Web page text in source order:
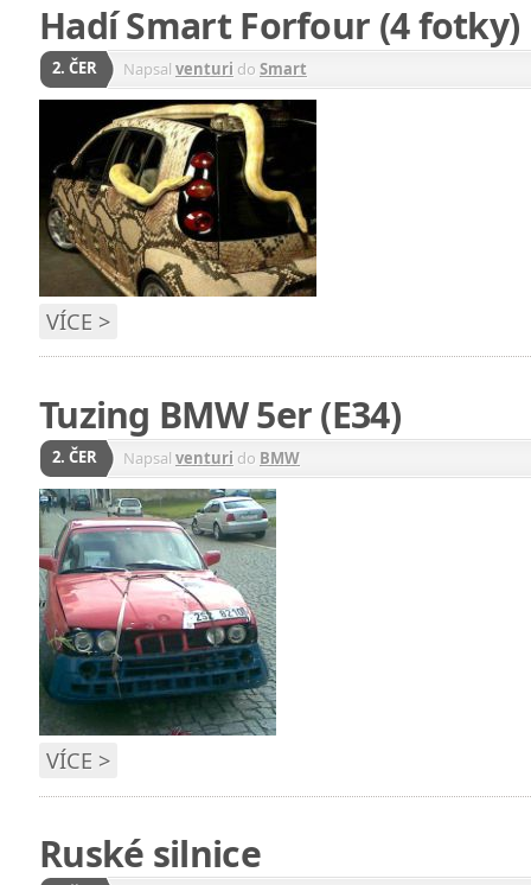
Hadí Smart Forfour (4 fotky)
2. ČER Napsal venturi do Smart
VÍCE >
Tuzing BMW 5er (E34)
2. ČER Napsal venturi do BMW
VÍCE >
Ruské silnice